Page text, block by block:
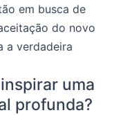
em busca de
do novo
a verdadeira
uma
profunda?